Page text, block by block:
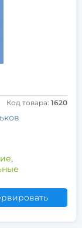
Код товара: 1620
,